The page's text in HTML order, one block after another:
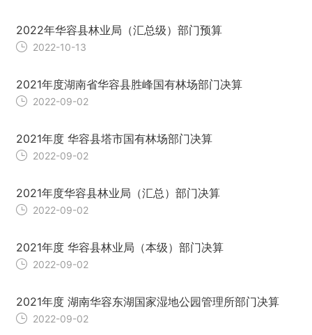
2022年华容县林业局（汇总级）部门预算
2022-10-13
2021年度湖南省华容县胜峰国有林场部门决算
2022-09-02
2021年度 华容县塔市国有林场部门决算
2022-09-02
2021年度华容县林业局（汇总）部门决算
2022-09-02
2021年度 华容县林业局（本级）部门决算
2022-09-02
2021年度 湖南华容东湖国家湿地公园管理所部门决算
2022-09-02